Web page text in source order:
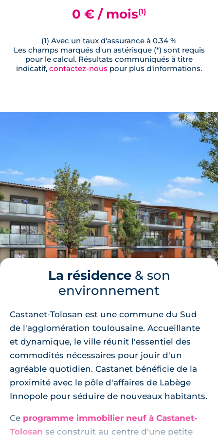
0 € / mois(1)
(1) Avec un taux d'assurance à 0.34 %
Les champs marqués d'un astérisque (*) sont requis
pour le calcul. Résultats communiqués à titre
indicatif, contactez-nous pour plus d'informations.
La résidence& son
environnement
Castanet-Tolosan est une commune du Sud
de l'agglomération toulousaine. Accueillante
et dynamique, le ville réunit l'essentiel des
commodités nécessaires pour jouir d'un
agréable quotidien. Castanet bénéficie de la
proximité avec le pôle d'affaires de Labège
Innopole pour séduire de nouveaux habitants.
Ce programme immobilier neuf à Castanet-
Tolosan se construit au centre d'une petite